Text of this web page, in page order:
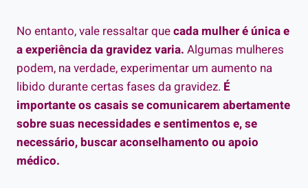
No entanto, vale ressaltar quecada mulher é única e
a experiência da gravidez varia. Algumas mulheres
podem, na verdade, experimentar um aumento na
libido durante certas fases da gravidez. É
importanteos casais se comunicarem abertamente
sobre suas necessidades e sentimentos e, se
necessário, buscar aconselhamento ou apoio
médico.